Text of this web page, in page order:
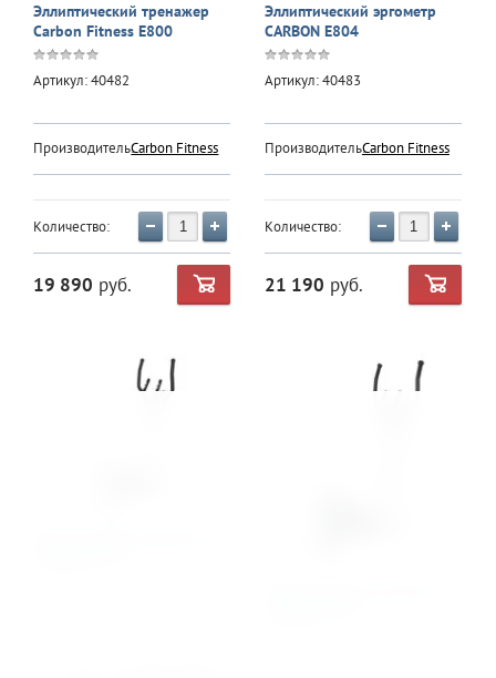
Эллиптический тренажер
Carbon Fitness E800
Артикул:40482
Производитель:Carbon Fitness
Количество:
19 890 руб.
Эллиптический эргометр
CARBON E804
Артикул:40483
Производитель:Carbon Fitness
Количество:
21 190 руб.